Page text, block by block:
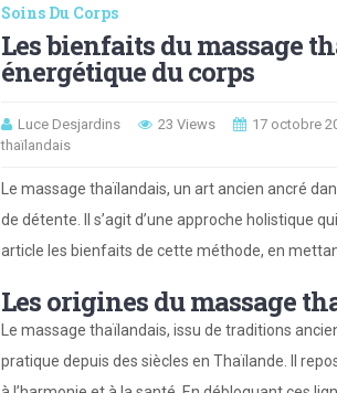
Soins Du Corps
Les bienfaits du massage
énergétique du corps
Luce Desjardins 23 Views 17 octobre
thaïlandais
Le massage thaïlandais, un art ancien ancré
de détente. Il s’agit d’une approche holistique
article les bienfaits de cette méthode, en
Les origines du massage
Le massage thaïlandais, issu de traditions
pratique depuis des siècles en Thaïlande. Il